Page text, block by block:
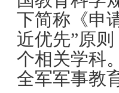
下简称《申
近优先”原
个相关学科
全军军事教